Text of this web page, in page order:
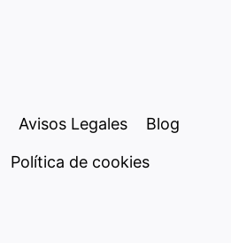
Avisos Legales Blog
Política de cookies